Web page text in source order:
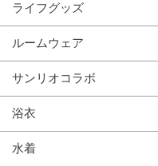
ライフグッズ
ルームウェア
サンリオコラボ
浴衣
水着